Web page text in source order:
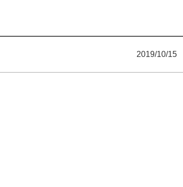
2019/10/15